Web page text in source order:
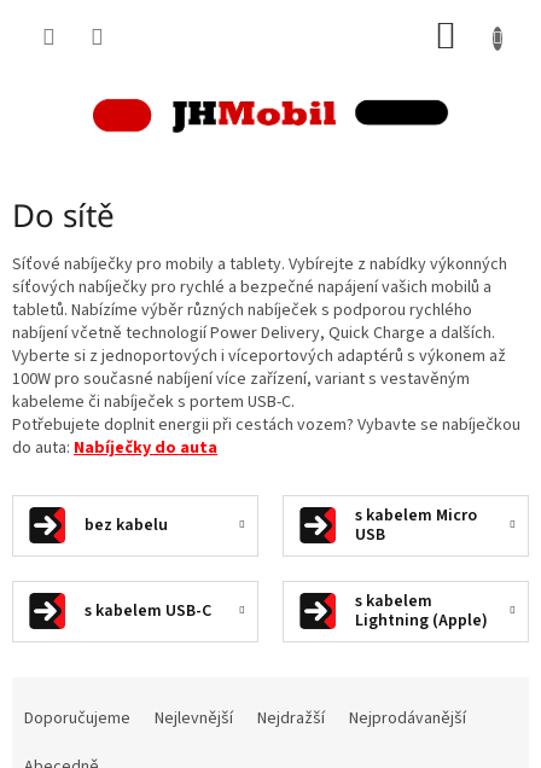
Do sítě
Síťové nabíječky pro mobily a tablety. Vybírejte z nabídky výkonných
síťových nabíječky pro rychlé a bezpečné napájení vašich mobilů a
tabletů. Nabízíme výběr různých nabíječek s podporou rychlého
nabíjení včetně technologií Power Delivery, Quick Charge a dalších.
Vyberte si z jednoportových i víceportových adaptérů s výkonem až
100W pro současné nabíjení více zařízení, variant s vestavěným
kabeleme či nabíječek s portem USB-C.
Potřebujete doplnit energii při cestách vozem? Vybavte se nabíječkou
do auta: Nabíječky do auta
bez kabelu
s kabelem Micro
USB
s kabelem USB-C
s kabelem
Lightning (Apple)
Doporučujeme Nejlevnější Nejdražší
Nejprodávanější